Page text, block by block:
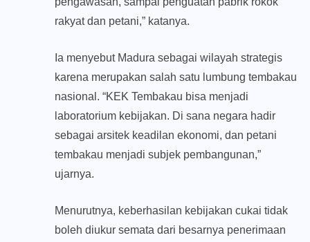
rakyat dan petani,” katanya.
Ia menyebut Madura sebagai wilayah strategis
karena merupakan salah satu lumbung tembakau
nasional. “KEK Tembakau bisa menjadi
laboratorium kebijakan. Di sana negara hadir
sebagai arsitek keadilan ekonomi, dan petani
tembakau menjadi subjek pembangunan,”
ujarnya.
Menurutnya, keberhasilan kebijakan cukai tidak
boleh diukur semata dari besarnya penerimaan